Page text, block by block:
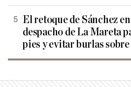
El retoque de Sánchez
despacho de La Mareta
pies y evitar burlas sobre